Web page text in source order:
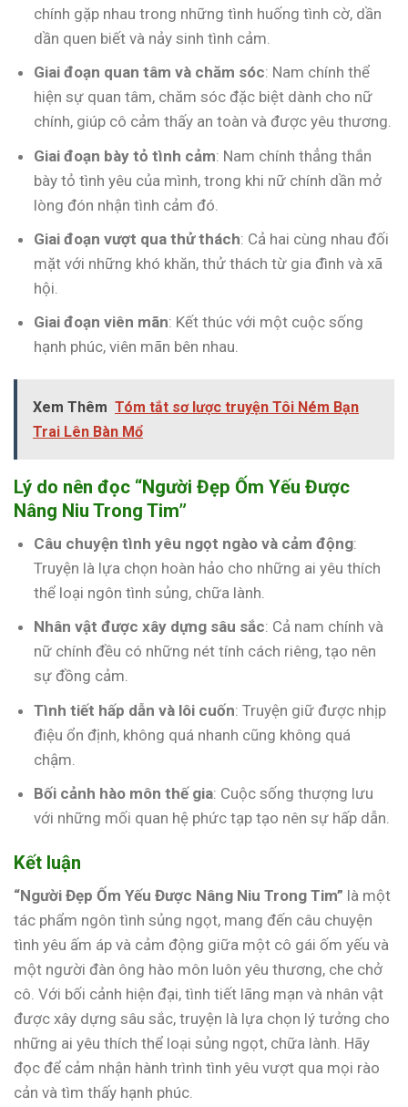
chính gặp nhau trong những tình huống tình cờ, dần
dần quen biết và nảy sinh tình cảm.
Giai đoạn quan tâm và chăm sóc: Nam chính thể
hiện sự quan tâm, chăm sóc đặc biệt dành cho nữ
chính, giúp cô cảm thấy an toàn và được yêu thương.
Giai đoạn bày tỏ tình cảm: Nam chính thẳng thắn
bày tỏ tình yêu của mình, trong khi nữ chính dần mở
lòng đón nhận tình cảm đó.
Giai đoạn vượt qua thử thách: Cả hai cùng nhau đối
mặt với những khó khăn, thử thách từ gia đình và xã
hội.
Giai đoạn viên mãn: Kết thúc với một cuộc sống
hạnh phúc, viên mãn bên nhau.
Xem Thêm Tóm tắt sơ lược truyện Tôi Ném Bạn
Trai Lên Bàn Mổ
Lý do nên đọc “Người Đẹp Ốm Yếu Được
Nâng Niu Trong Tim”
Câu chuyện tình yêu ngọt ngào và cảm động:
Truyện là lựa chọn hoàn hảo cho những ai yêu thích
thể loại ngôn tình sủng, chữa lành.
Nhân vật được xây dựng sâu sắc: Cả nam chính và
nữ chính đều có những nét tính cách riêng, tạo nên
sự đồng cảm.
Tình tiết hấp dẫn và lôi cuốn: Truyện giữ được nhịp
điệu ổn định, không quá nhanh cũng không quá
chậm.
Bối cảnh hào môn thế gia: Cuộc sống thượng lưu
với những mối quan hệ phức tạp tạo nên sự hấp dẫn.
Kết luận
“Người Đẹp Ốm Yếu Được Nâng Niu Trong Tim” là một
tác phẩm ngôn tình sủng ngọt, mang đến câu chuyện
tình yêu ấm áp và cảm động giữa một cô gái ốm yếu và
một người đàn ông hào môn luôn yêu thương, che chở
cô. Với bối cảnh hiện đại, tình tiết lãng mạn và nhân vật
được xây dựng sâu sắc, truyện là lựa chọn lý tưởng cho
những ai yêu thích thể loại sủng ngọt, chữa lành. Hãy
đọc để cảm nhận hành trình tình yêu vượt qua mọi rào
cản và tìm thấy hạnh phúc.